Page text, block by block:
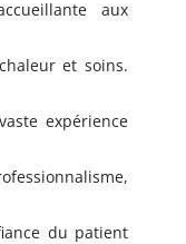
aux
et soins.
expérience
du patient